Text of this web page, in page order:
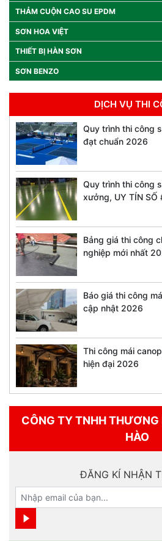
THẢM CUỘN CAO SU EPDM
SƠN HOA VIỆT
THIẾT BỊ HÀN SƠN
SƠN BENZO
DỊCH VỤ THI
Quy trình thi công
đạt chuẩn 2026
Quy trình thi công
xưởng, UY TÍN SỐ
Bảng giá thi công
nghiệp mới nhất
Báo giá thi công
cập nhật 2026
Thi công mái
hiện đại 2026
CÔNG TY TNHH
HÀO
ĐĂNG KÍ NHẬN